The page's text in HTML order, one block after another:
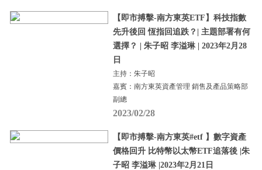
【即市搏擊-南方東英ETF】科技指數
先升後回 恆指回追跌？| 主題部署有何
選擇？ | 朱子昭 李溢琳 | 2023年2月28
日
主持：朱子昭
嘉賓：南方東英資產管理 銷售及產品策略部
副總
2023/02/28
【即市搏擊-南方東英#etf 】數字資產
價格回升 比特幣以太幣ETF追落後 |朱
子昭 李溢琳 |2023年2月21日